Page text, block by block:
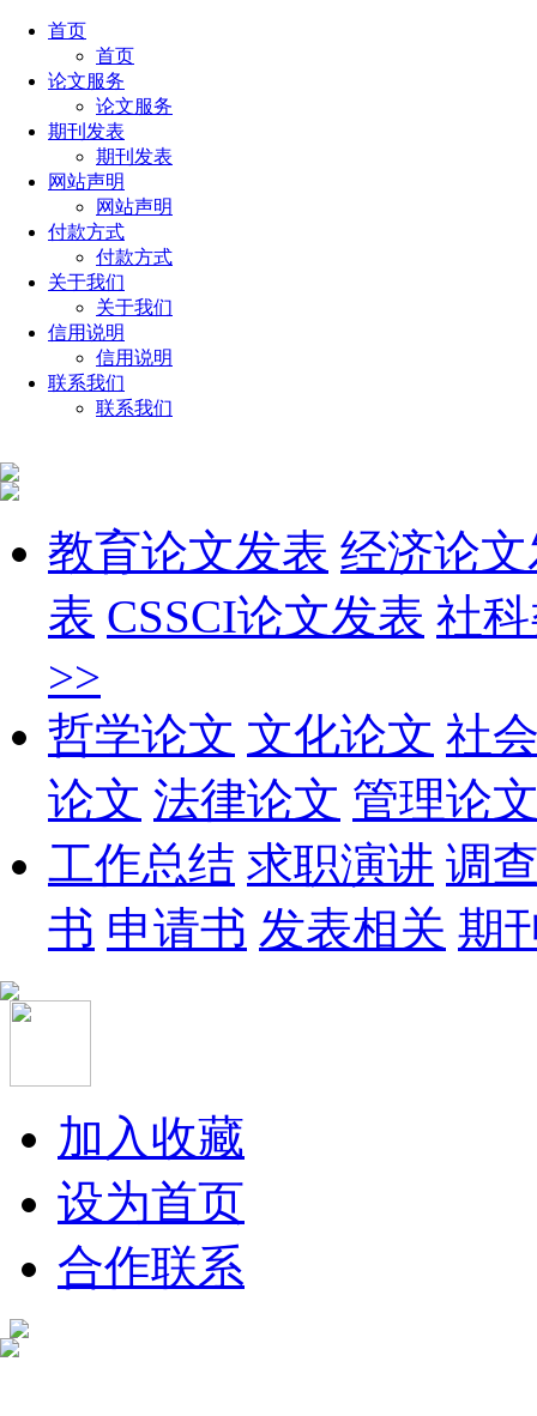
首页
首页
论文服务
论文服务
期刊发表
期刊发表
网站声明
网站声明
付款方式
付款方式
关于我们
关于我们
信用说明
信用说明
联系我们
联系我们
教育论文发表 经济论
表 CSSCI论文发表 社
>>
哲学论文 文化论文 社
论文 法律论文 管理论
工作总结 求职演讲 调
书 申请书 发表相关 期
加入收藏
设为首页
合作联系